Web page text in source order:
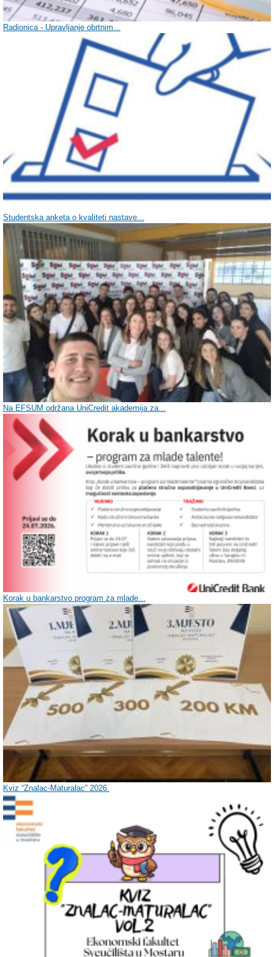
Radionica - Upravljanje obrtnim...
Studentska anketa o kvaliteti nastave...
Na EFSUM održana UniCredit akademija za...
Korak u bankarstvo program za mlade...
Kviz “Znalac-Maturalac” 2026.